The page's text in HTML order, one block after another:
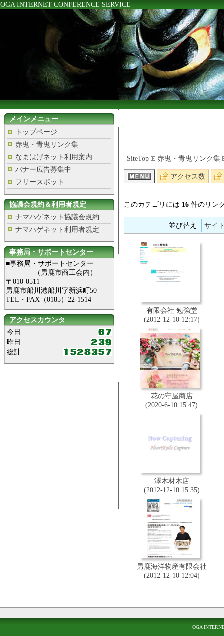
OGA INTERNET CONFERENCE SERVICE
メインメニュー
トップページ
赤鬼・青鬼リンク集
なまはげネット利用案内
バナー広告募集中
フリースポット
協議会規約＆利用者規定
ナマハゲネット協議会規約
ナマハゲネット利用者規定
事務局・サポートセンター
■事務局・サポートセンター
（男鹿市商工会内）
〒010-0511
男鹿市船川港船川字新浜町50
TEL・FAX（0185）22-1514
アクセスカウンタ
今日 :
昨日 :
総計 :
SiteTop 赤鬼・青鬼リンク集
アクセス数
このカテゴリには 16 件のリン
並び替え サイ
有限会社 勉強堂
(2012-12-10 12:17)
花の守屋商店
(2020-6-10 15:47)
澤木材木店
(2012-12-10 15:35)
男鹿海洋物産有限会社
(2012-12-10 12:04)
OGA